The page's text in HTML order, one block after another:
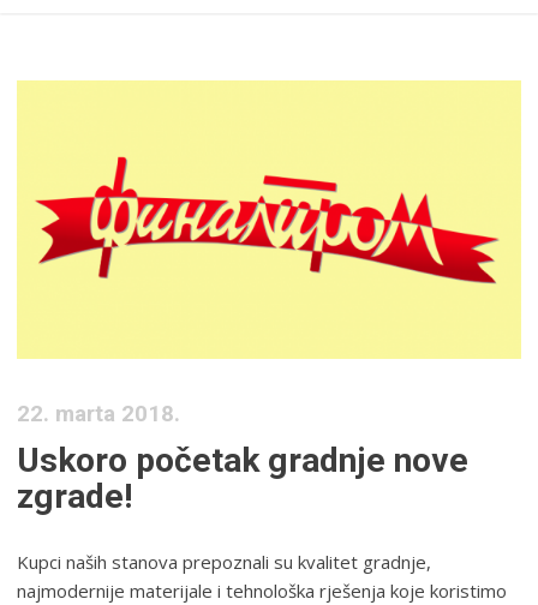
22. marta 2018.
Uskoro početak gradnje nove
zgrade!
Kupci naših stanova prepoznali su kvalitet gradnje,
najmodernije materijale i tehnološka rješenja koje koristimo